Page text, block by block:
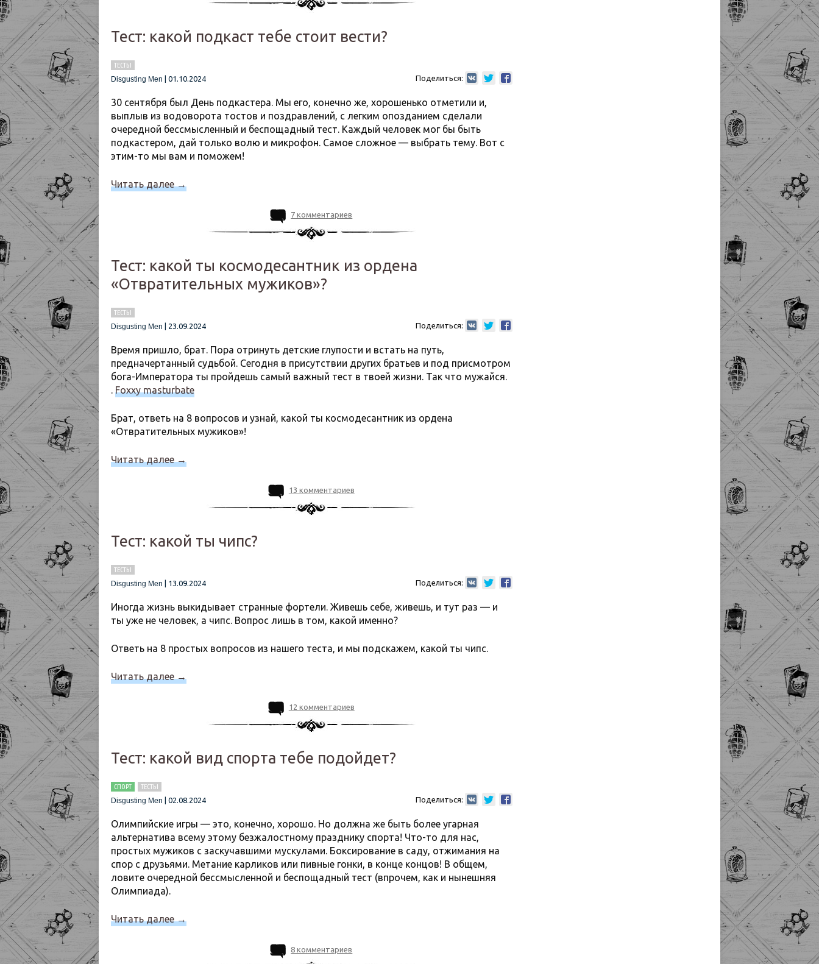
Тест: какой подкаст тебе стоит вести?
ТЕСТЫ
Disgusting Men
01.10.2024 Поделиться:
30 сентября был День подкастера. Мы его, конечно же, хорошенько отметили и,
выплыв из водоворота тостов и поздравлений, с легким опозданием сделали
очередной бессмысленный и беспощадный тест. Каждый человек мог бы быть
подкастером, дай только волю и микрофон. Самое сложное — выбрать тему. Вот с
этим-то мы вам и поможем!
Читать далее→
7 комментариев
Тест: какой ты космодесантник из ордена
«Отвратительных мужиков»?
ТЕСТЫ
Disgusting Men
23.09.2024 Поделиться:
Время пришло, брат. Пора отринуть детские глупости и встать на путь,
предначертанный судьбой. Сегодня в присутствии других братьев и под присмотром
бога-Императора ты пройдешь самый важный тест в твоей жизни. Так что мужайся.
. Foxxy masturbate
Брат, ответь на 8 вопросов и узнай, какой ты космодесантник из ордена
«Отвратительных мужиков»!
Читать далее→
13 комментариев
Тест: какой ты чипс?
ТЕСТЫ
Disgusting Men
13.09.2024 Поделиться:
Иногда жизнь выкидывает странные фортели. Живешь себе, живешь, и тут раз — и
ты уже не человек, а чипс. Вопрос лишь в том, какой именно?
Ответь на 8 простых вопросов из нашего теста, и мы подскажем, какой ты чипс.
Читать далее→
12 комментариев
Тест: какой вид спорта тебе подойдет?
СПОРТ
ТЕСТЫ
Disgusting Men
02.08.2024 Поделиться:
Олимпийские игры — это, конечно, хорошо. Но должна же быть более угарная
альтернатива всему этому безжалостному празднику спорта! Что-то для нас,
простых мужиков с заскучавшими мускулами. Боксирование в саду, отжимания на
спор с друзьями. Метание карликов или пивные гонки, в конце концов! В общем,
ловите очередной бессмысленной и беспощадный тест (впрочем, как и нынешняя
Олимпиада).
Читать далее→
8 комментариев